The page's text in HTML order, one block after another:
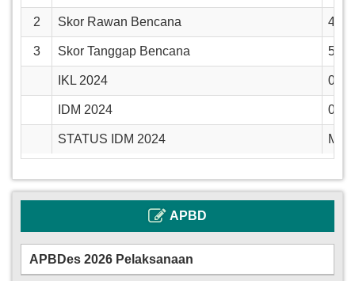
2 Skor Rawan Bencana 4
3 Skor Tanggap Bencana 5
IKL 2024
IDM 2024
STATUS IDM 2024
APBD
APBDes 2026 Pelaksanaan